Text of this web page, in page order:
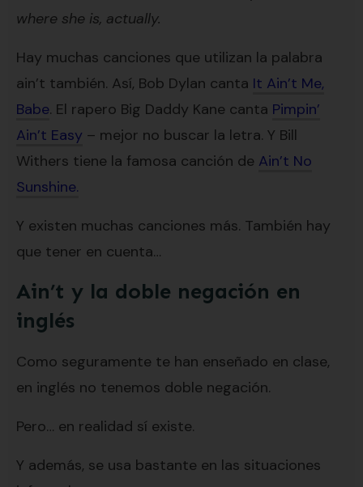
where she is, actually.
Hay muchas canciones que utilizan la palabra
ain’t también. Así, Bob Dylan canta It Ain’t Me,
Babe. El rapero Big Daddy Kane canta Pimpin’
Ain’t Easy – mejor no buscar la letra. Y Bill
Withers tiene la famosa canción de Ain’t No
Sunshine.
Y existen muchas canciones más. También hay
que tener en cuenta…
Ain’t y la doble negación en
inglés
Como seguramente te han enseñado en clase,
en inglés no tenemos doble negación.
Pero… en realidad sí existe.
Y además, se usa bastante en las situaciones